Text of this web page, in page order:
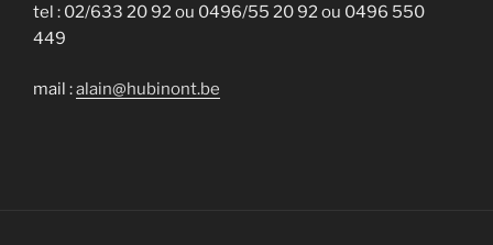
tel : 02/633 20 92 ou 0496/55 20 92 ou 0496 550
449
mail :alain@hubinont.be